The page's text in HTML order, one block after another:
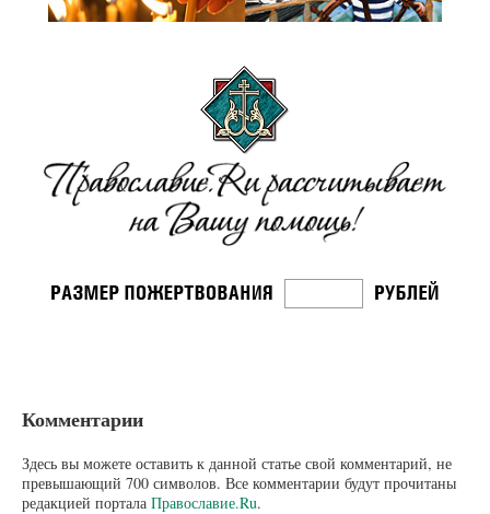
Комментарии
Здесь вы можете оставить к данной статье свой комментарий, не
превышающий 700 символов. Все комментарии будут прочитаны
редакцией портала Православие.Ru.